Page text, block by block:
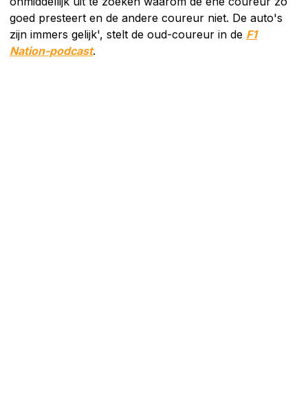
goed presteert en de andere coureur niet. De auto's
zijn immers gelijk', stelt de oud-coureur in de F1
Nation-podcast.